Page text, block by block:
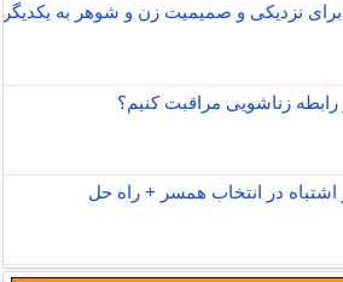
برای نزدیکی و صمیمیت زن و شوهر به یکدیگر
زناشویی مراقبت کنیم؟